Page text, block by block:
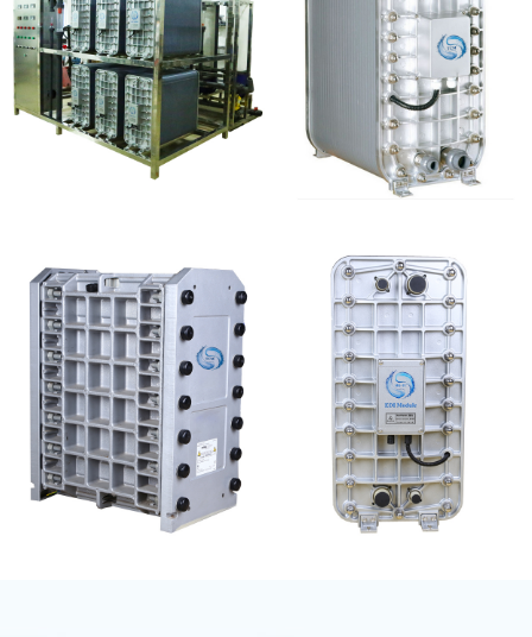
MK-TC100 EDI设备 EDI超纯水处理设备
EDI设备维修 麦克尼斯EDI模块维修